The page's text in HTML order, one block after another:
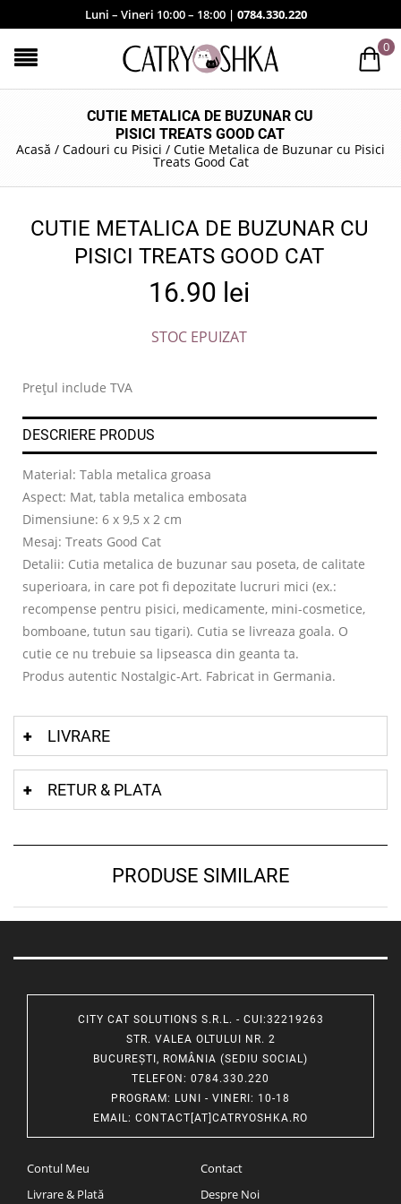
Luni – Vineri 10:00 – 18:00 | 0784.330.220
0
CUTIE METALICA DE BUZUNAR CU
PISICI TREATS GOOD CAT
Acasă / Cadouri cu Pisici / Cutie Metalica de Buzunar cu Pisici
Treats Good Cat
CUTIE METALICA DE BUZUNAR CU
PISICI TREATS GOOD CAT
16.90 lei
STOC EPUIZAT
Prețul include TVA
DESCRIERE PRODUS
Material: Tabla metalica groasa
Aspect: Mat, tabla metalica embosata
Dimensiune: 6 x 9,5 x 2 cm
Mesaj: Treats Good Cat
Detalii: Cutia metalica de buzunar sau poseta, de calitate
superioara, in care pot fi depozitate lucruri mici (ex.:
recompense pentru pisici, medicamente, mini-cosmetice,
bomboane, tutun sau tigari). Cutia se livreaza goala. O
cutie ce nu trebuie sa lipseasca din geanta ta.
Produs autentic Nostalgic-Art. Fabricat in Germania.
LIVRARE
RETUR & PLATA
PRODUSE SIMILARE
CITY CAT SOLUTIONS S.R.L. - CUI:32219263
STR. VALEA OLTULUI NR. 2
BUCUREȘTI, ROMÂNIA (SEDIU SOCIAL)
TELEFON : 0784.330.220
PROGRAM: LUNI - VINERI: 10-18
EMAIL: CONTACT[AT]CATRYOSHKA.RO
Contul Meu
Livrare & Plată
Contact
Despre Noi